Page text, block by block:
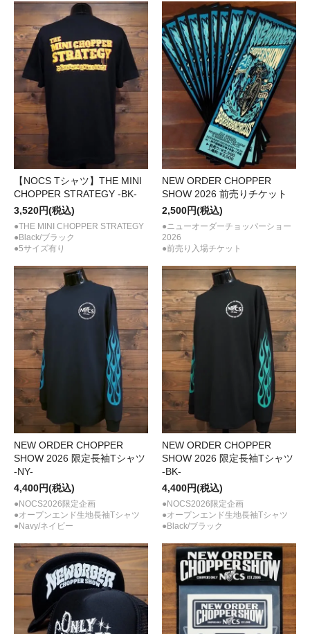
【NOCS Tシャツ】THE MINI
CHOPPER STRATEGY -BK-
3,520円(税込)
●THE MINI CHOPPER STRATEGY
●Black/ブラック
●5サイズ有り
NEW ORDER CHOPPER
SHOW 2026 前売りチケット
2,500円(税込)
●ニューオーダーチョッパーショー
2026
●前売り入場チケット
NEW ORDER CHOPPER
SHOW 2026 限定長袖Tシャツ
-NY-
4,400円(税込)
●NOCS2026限定企画
●オープンエンド生地長袖Tシャツ
●Navy/ネイビー
NEW ORDER CHOPPER
SHOW 2026 限定長袖Tシャツ
-BK-
4,400円(税込)
●NOCS2026限定企画
●オープンエンド生地長袖Tシャツ
●Black/ブラック